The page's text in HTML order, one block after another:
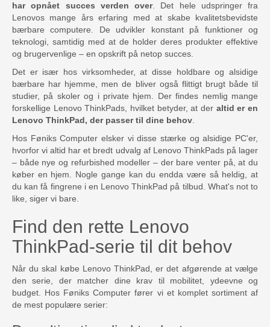
har opnået succes verden over. Det hele udspringer fra
Lenovos mange års erfaring med at skabe kvalitetsbevidste
bærbare computere. De udvikler konstant på funktioner og
teknologi, samtidig med at de holder deres produkter effektive
og brugervenlige – en opskrift på netop succes.
Det er især hos virksomheder, at disse holdbare og alsidige
bærbare har hjemme, men de bliver også flittigt brugt både til
studier, på skoler og i private hjem. Der findes nemlig mange
forskellige Lenovo ThinkPads, hvilket betyder, at der altid er en
Lenovo ThinkPad, der passer til dine behov.
Hos Føniks Computer elsker vi disse stærke og alsidige PC'er,
hvorfor vi altid har et bredt udvalg af Lenovo ThinkPads på lager
– både nye og refurbished modeller – der bare venter på, at du
køber en hjem. Nogle gange kan du endda være så heldig, at
du kan få fingrene i en Lenovo ThinkPad på tilbud. What's not to
like, siger vi bare.
Find den rette Lenovo
ThinkPad-serie til dit behov
Når du skal købe Lenovo ThinkPad, er det afgørende at vælge
den serie, der matcher dine krav til mobilitet, ydeevne og
budget. Hos Føniks Computer fører vi et komplet sortiment af
de mest populære serier: